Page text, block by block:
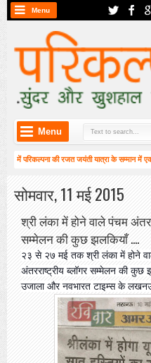
Menu
Menu
में परिकल्पना की रजत जयंती यात्रा के सम्मान में एक
सोमवार, 11 मई 2015
श्री लंका में होने वाले पंचम
सम्मेलन की कुछ झलकियाँ ....
२३ से २७ मई तक श्री लंका में होने
अंतरराष्ट्रीय ब्लॉगर सम्मेलन की कुछ
उजाला और नवभारत टाइम्स के